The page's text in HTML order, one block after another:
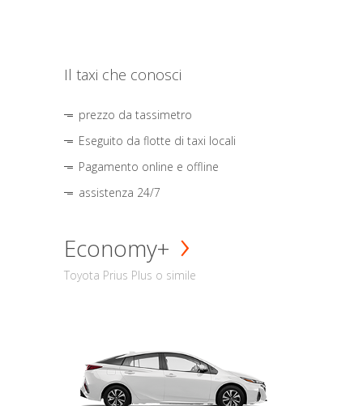
Il taxi che conosci
prezzo da tassimetro
Eseguito da flotte di taxi locali
Pagamento online e offline
assistenza 24/7
Economy+
Toyota Prius Plus o simile